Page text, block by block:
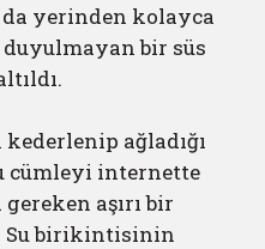
yerinden kolayca
bir süs
ağladığı
cümleyi internette
gereken aşırı bir
Su birikintisinin